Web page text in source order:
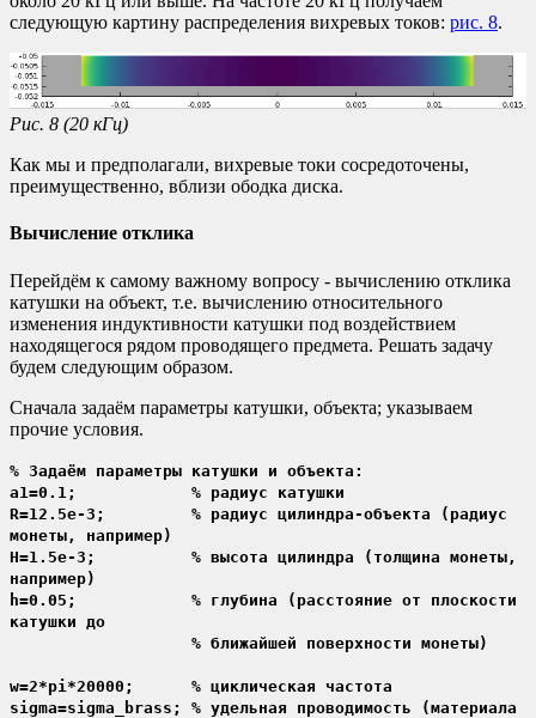
следующую картину распределения вихревых токов: рис. 8.
Рис. 8 (20 кГц)
Как мы и предполагали, вихревые токи сосредоточены,
преимущественно, вблизи ободка диска.
Вычисление отклика
Перейдём к самому важному вопросу - вычислению отклика
катушки на объект, т.е. вычислению относительного
изменения индуктивности катушки под воздействием
находящегося рядом проводящего предмета. Решать задачу
будем следующим образом.
Сначала задаём параметры катушки, объекта; указываем
прочие условия.
% Задаём параметры катушки и объекта:
a1=0.1; % радиус катушки
R=12.5e-3; % радиус цилиндра-объекта (радиус
монеты, например)
H=1.5e-3; % высота цилиндра (толщина монеты,
например)
h=0.05; % глубина (расстояние от плоскости
катушки до
% ближайшей поверхности монеты)
w=2*pi*20000; % циклическая частота
sigma=sigma_brass; % удельная проводимость (материала